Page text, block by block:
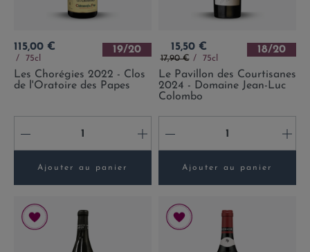
Prix
115,00 €
75cl
19/20
Les Chorégies 2022 - Clos
de l'Oratoire des Papes
- +
Ajouter au panier
Prix
15,50 €
Prix de base
17,90 € 75cl
18/20
Le Pavillon des Courtisanes
2024 - Domaine Jean-Luc
Colombo
- +
Ajouter au panier